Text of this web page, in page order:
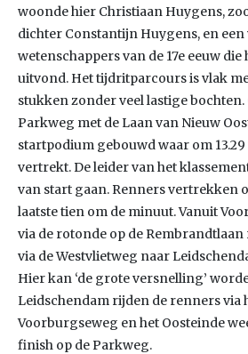
woonde hier Christiaan Huygens,
dichter Constantijn Huygens, en
wetenschappers van de 17e eeuw
uitvond. Het tijdritparcours is vlak
stukken zonder veel lastige
Parkweg met de Laan van Nieuw
startpodium gebouwd waar om
vertrekt. De leider van het
van start gaan. Renners vertrekken
laatste tien om de minuut. Vanuit
via de rotonde op de
via de Westvlietweg naar
Hier kan ‘de grote versnelling’
Leidschendam rijden de renners via
Voorburgseweg en het Oosteinde
finish op de Parkweg.